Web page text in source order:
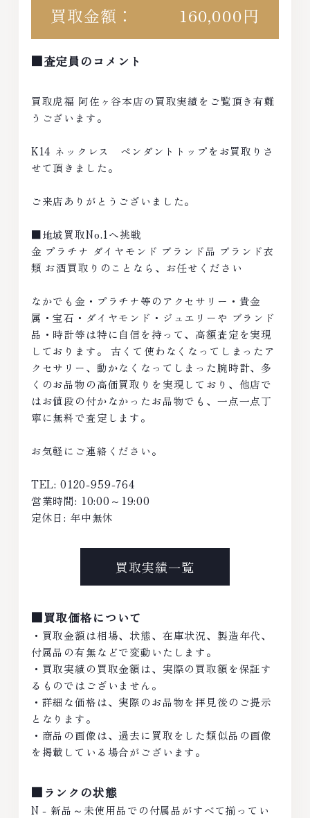
買取金額： 160,000円
■査定員のコメント
買取虎福 阿佐ヶ谷本店の買取実績をご覧頂き有難
うございます。
K14 ネックレス ペンダントトップをお買取りさ
せて頂きました。
ご来店ありがとうございました。
■地域買取No.1へ挑戦
金 プラチナ ダイヤモンド ブランド品 ブランド衣
類 お酒買取りのことなら、お任せください
なかでも金・プラチナ等のアクセサリー・貴金
属・宝石・ダイヤモンド・ジュエリーや ブランド
品・時計等は特に自信を持って、高額査定を実現
しております。 古くて使わなくなってしまったア
クセサリー、動かなくなってしまった腕時計、多
くのお品物の高価買取りを実現しており、他店で
はお値段の付かなかったお品物でも、一点一点丁
寧に無料で査定します。
お気軽にご連絡ください。
TEL: 0120-959-764
営業時間: 10:00～19:00
定休日: 年中無休
買取実績一覧
■買取価格について
・買取金額は相場、状態、在庫状況、製造年代、
付属品の有無などで変動いたします。
・買取実績の買取金額は、実際の買取額を保証す
るものではございません。
・詳細な価格は、実際のお品物を拝見後のご提示
となります。
・商品の画像は、過去に買取をした類似品の画像
を掲載している場合がございます。
■ランクの状態
N - 新品～未使用品での付属品がすべて揃ってい